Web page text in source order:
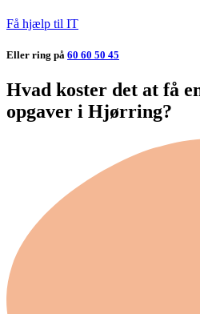
Få hjælp til IT
Eller ring på 60 60 50 45
Hvad koster det at få
opgaver i Hjørring?